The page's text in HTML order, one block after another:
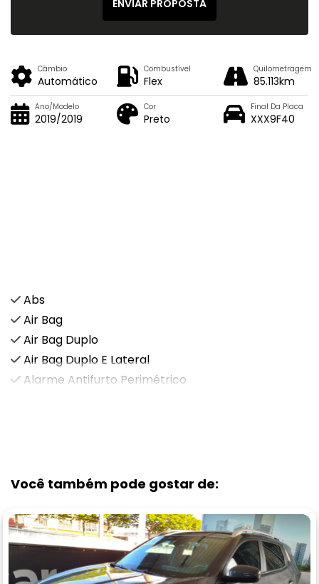
ENVIAR PROPOSTA
Câmbio
Automático
Combustível
Flex
Quilometragem
85.113km
Ano/Modelo
2019/2019
Cor
Preto
Final Da Placa
XXX9F40
Abs
Air Bag
Air Bag Duplo
Air Bag Duplo E Lateral
Alarme Antifurto Perimétrico
Você também pode gostar de: